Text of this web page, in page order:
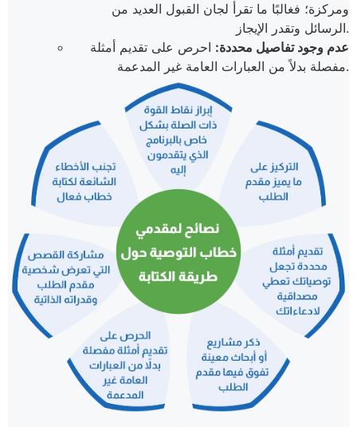
ومركزة؛ فغالبًا ما تقرأ لجان القبول العديد من
الرسائل وتقدر الإيجاز.
عدم وجود تفاصيل محددة: احرص على تقديم أمثلة
مفصلة بدلاً من العبارات العامة غير المدعمة.